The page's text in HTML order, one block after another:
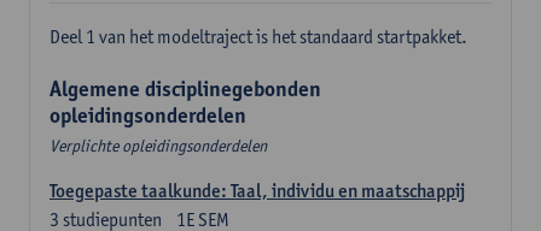
Deel 1 van het modeltraject is het standaard startpakket.
Algemene disciplinegebonden
opleidingsonderdelen
Verplichte opleidingsonderdelen
Toegepaste taalkunde: Taal, individu en maatschappij
1E SEM
3 studiepunten